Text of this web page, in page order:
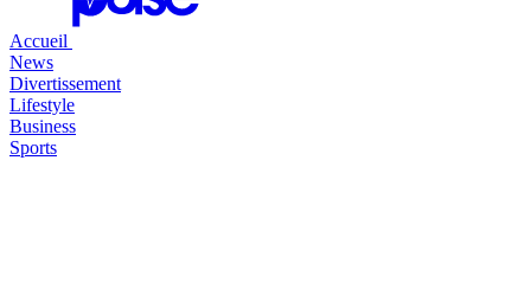
Accueil
News
Divertissement
Lifestyle
Business
Sports